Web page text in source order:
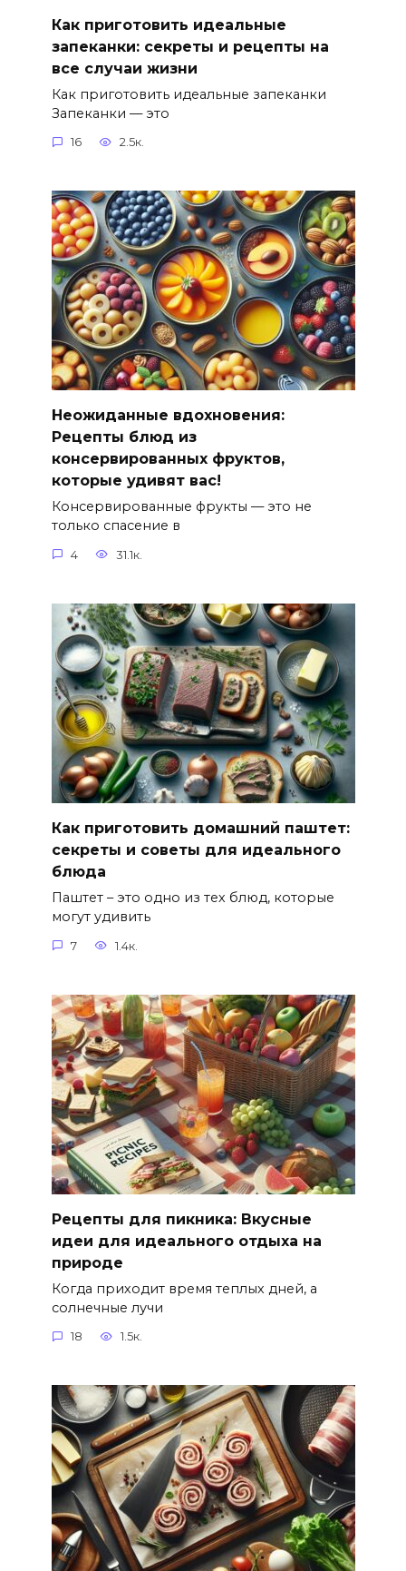
Как приготовить идеальные
запеканки: секреты и рецепты на
все случаи жизни
Как приготовить идеальные запеканки
Запеканки — это
16 2.5к.
Неожиданные вдохновения:
Рецепты блюд из
консервированных фруктов,
которые удивят вас!
Консервированные фрукты — это не
только спасение в
4 31.1к.
Как приготовить домашний паштет:
секреты и советы для идеального
блюда
Паштет – это одно из тех блюд, которые
могут удивить
7 1.4к.
Рецепты для пикника: Вкусные
идеи для идеального отдыха на
природе
Когда приходит время теплых дней, а
солнечные лучи
18 1.5к.